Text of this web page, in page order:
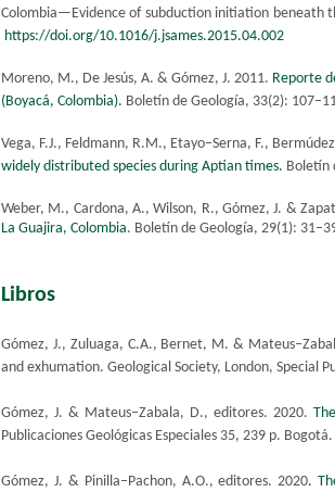
Colombia—Evidence of subduction initiation beneath
https://doi.org/10.1016/j.jsames.2015.04.002
Moreno, M., De Jesús, A. & Gómez, J. 2011. Reporte
(Boyacá, Colombia). Boletín de Geología, 33(2):
Vega, F.J., Feldmann, R.M., Etayo–Serna, F.,
widely distributed species during Aptian times. Boletín
Weber, M., Cardona, A., Wilson, R., Gómez, J. &
La Guajira, Colombia. Boletín de Geología, 29(1):
Libros
Gómez, J., Zuluaga, C.A., Bernet, M. &
and exhumation. Geological Society, London, Special
Gómez, J. & Mateus–Zabala, D., editores. 2020.
Publicaciones Geológicas Especiales 35, 239 p.
Gómez, J. & Pinilla–Pachon, A.O., editores. 2020.